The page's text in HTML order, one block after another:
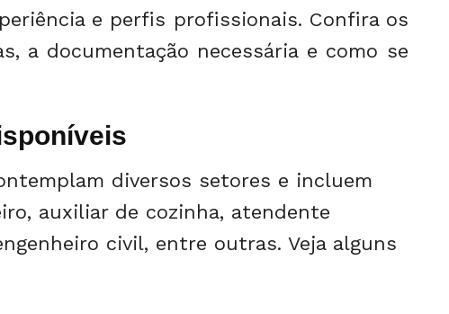
e perfis profissionais. Confira os
a documentação necessária e como se
diversos setores e incluem
auxiliar de cozinha, atendente
civil, entre outras. Veja alguns